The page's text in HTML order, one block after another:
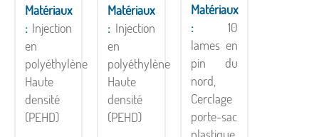
Matériaux
: Injection
en
polyéthylène
Haute
densité
(PEHD)
Matériaux
: Injection
en
polyéthylène
Haute
densité
(PEHD)
Matériaux
:10
lames en
pin du
nord,
Cerclage
porte-sac